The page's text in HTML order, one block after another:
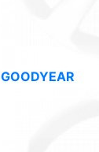
GOODYEAR